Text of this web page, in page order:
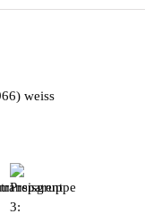
weiss